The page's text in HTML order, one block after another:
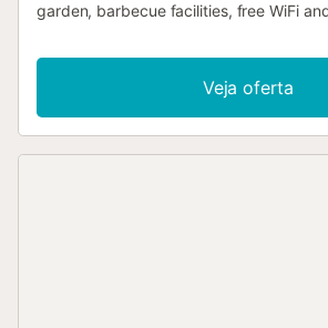
garden, barbecue facilities, free WiFi
Veja oferta